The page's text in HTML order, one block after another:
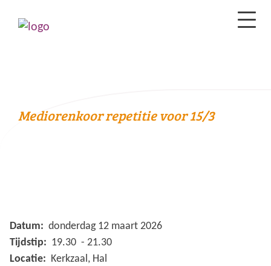
Mediorenkoor repetitie voor 15/3
Datum: donderdag 12 maart 2026
Tijdstip: 19.30 - 21.30
Locatie: Kerkzaal, Hal